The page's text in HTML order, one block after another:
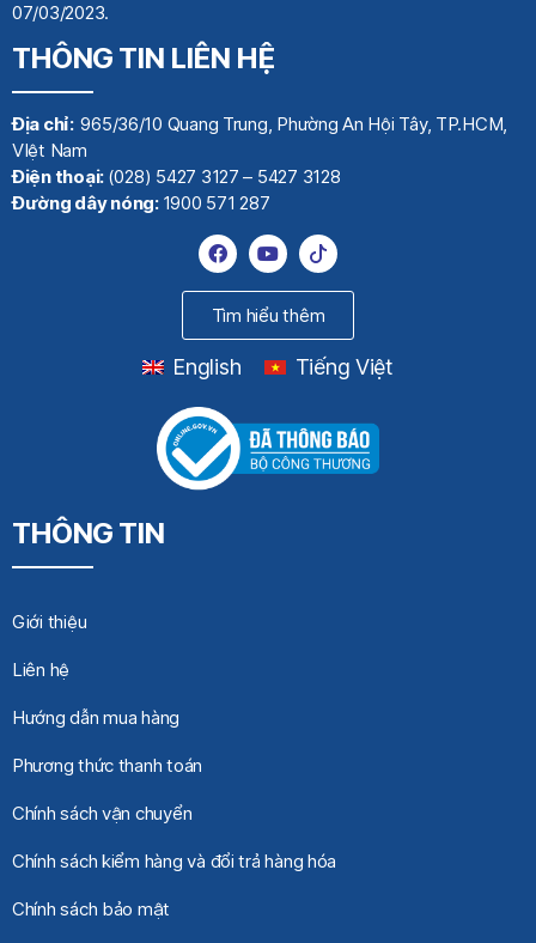
07/03/2023.
THÔNG TIN LIÊN HỆ
Địa chỉ:965/36/10 Quang Trung, Phường An Hội Tây, TP.HCM,
VIệt Nam
Điện thoại: (028) 5427 3127 – 5427 3128
Đường dây nóng: 1900 571 287
Tìm hiểu thêm
English Tiếng Việt
THÔNG TIN
Giới thiệu
Liên hệ
Hướng dẫn mua hàng
Phương thức thanh toán
Chính sách vận chuyển
Chính sách kiểm hàng và đổi trả hàng hóa
Chính sách bảo mật